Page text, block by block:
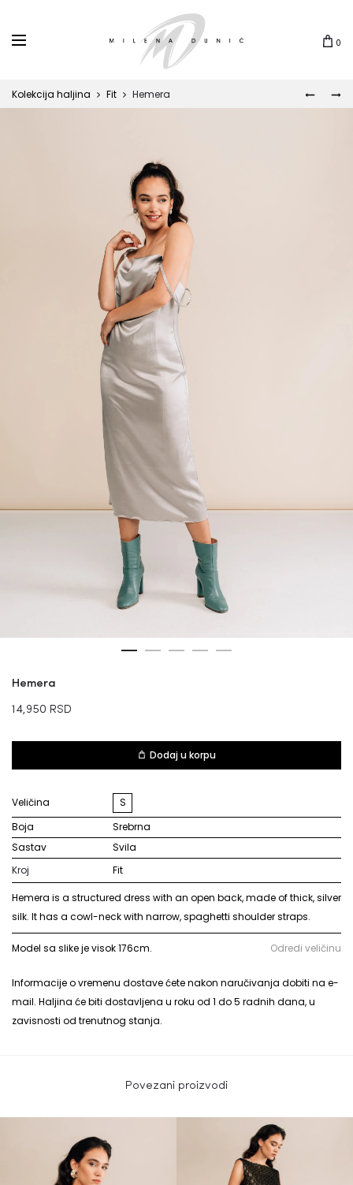
0
GOZO
Kolekcija haljina Fit Hemera
Hemera
14,950 RSD
Dodaj u korpu
Veličina
S
Boja
srebrna
Sastav
svila
Kroj
Fit
Hemera is a structured dress with an open back, made of thick, silver
silk. It has a cowl-neck with narrow, spaghetti shoulder straps.
Model sa slike je visok 176cm. Odredi veličinu
Informacije o vremenu dostave ćete nakon naručivanja dobiti na e-
mail. Haljina će biti dostavljena u roku od 1 do 5 radnih dana, u
zavisnosti od trenutnog stanja.
Povezani proizvodi